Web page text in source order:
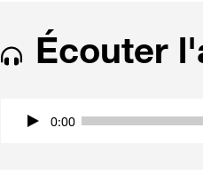
Écouter
0:00